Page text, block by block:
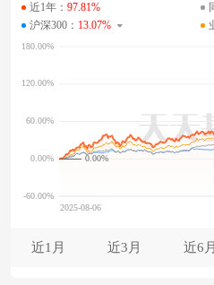
近1年： 97.81%
沪深300： 13.07%
0.00%
近1月 近3月 近6月